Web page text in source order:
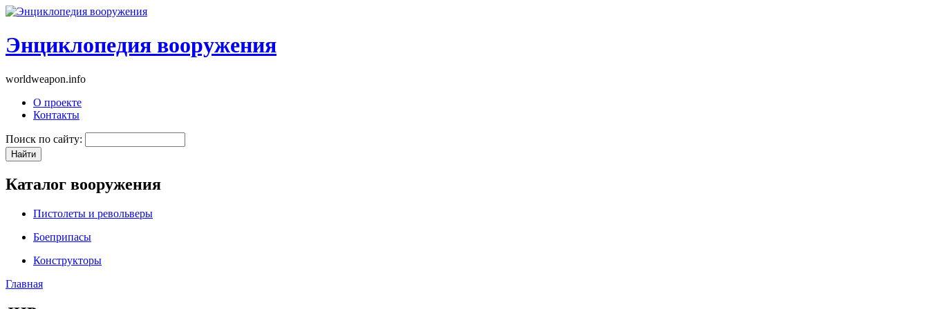
Энциклопедия вооружения
worldweapon.info
О проекте
Контакты
Поиск по сайту:
Каталог вооружения
Пистолеты и револьверы
Боеприпасы
Конструкторы
Главная